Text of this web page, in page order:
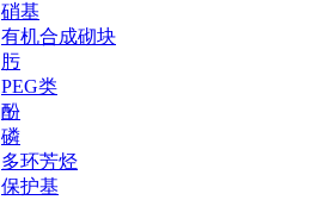
硝基
有机合成砌块
肟
PEG类
酚
磷
多环芳烃
保护基